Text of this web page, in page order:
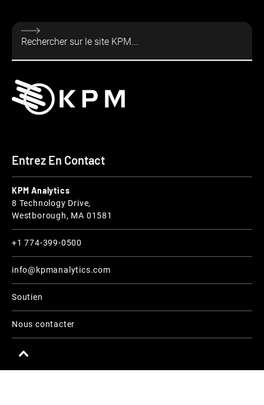
Entrez En Contact
KPM Analytics
8 Technology Drive,
Westborough, MA 01581
+1 774-399-0500
info@kpmanalytics.com
Soutien
Nous contacter